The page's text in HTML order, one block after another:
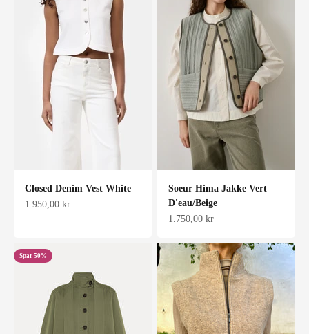
Closed Denim Vest White
Salgspris
1.950,00 kr
Soeur Hima Jakke Vert
D'eau/Beige
Salgspris
1.750,00 kr
Spar 50%